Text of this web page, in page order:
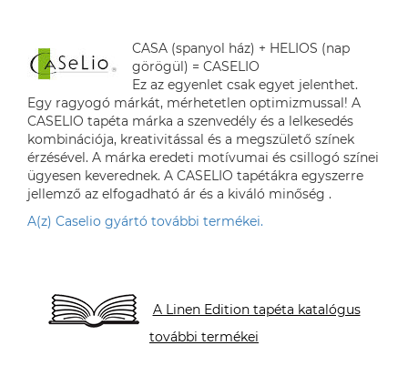
CASA (spanyol ház) + HELIOS (nap
görögül) = CASELIO
Ez az egyenlet csak egyet jelenthet.
Egy ragyogó márkát, mérhetetlen optimizmussal! A
CASELIO tapéta márka a szenvedély és a lelkesedés
kombinációja, kreativitással és a megszülető színek
érzésével. A márka eredeti motívumai és csillogó színei
ügyesen keverednek. A CASELIO tapétákra egyszerre
jellemző az elfogadható ár és a kiváló minőség .
A(z) Caselio gyártó további termékei.
A Linen Edition tapéta katalógus
további termékei